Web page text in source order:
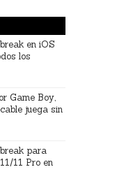
en iOS
los
Game Boy,
juega sin
para
11 Pro en